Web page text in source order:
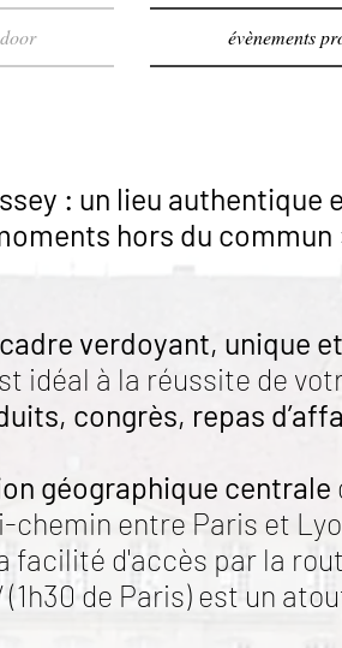
évènements
: un lieu authentique
hors du commun
cadre verdoyant, unique
idéal à la réussite de
congrès, repas
géographique centrale
chemin entre Paris et
facilité d'accès par la
(1h30 de Paris) est un